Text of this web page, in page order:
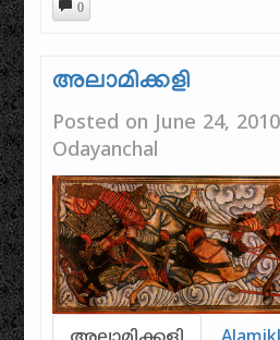
0
അലാമിക്കളി
Posted on June 24, 2010
Odayanchal